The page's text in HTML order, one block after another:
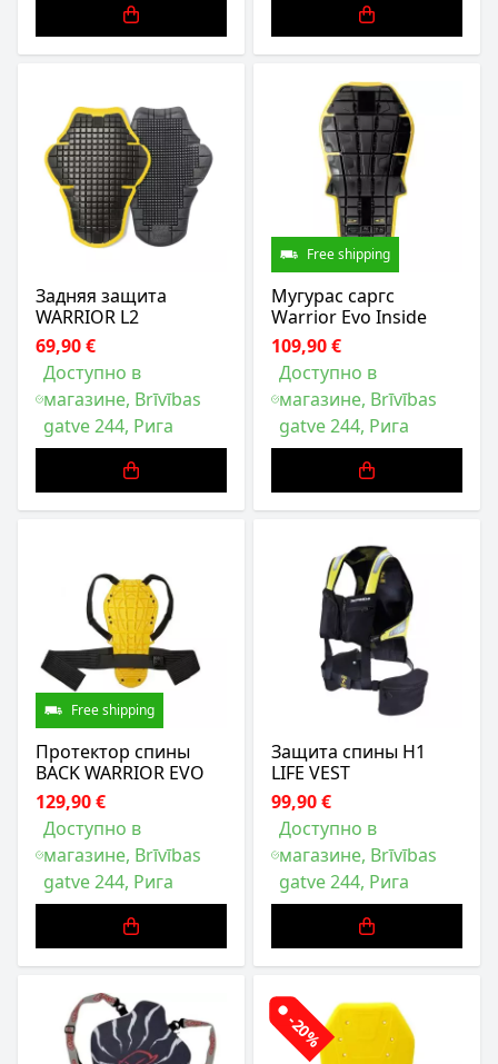
Задняя защита
WARRIOR L2
69,90 €
Доступно в
магазине, Brīvības
gatve 244, Рига
Free shipping
Мугурас саргс
Warrior Evo Inside
109,90 €
Доступно в
магазине, Brīvības
gatve 244, Рига
Free shipping
Протектор спины
BACK WARRIOR EVO
129,90 €
Доступно в
магазине, Brīvības
gatve 244, Рига
Защита спины H1
LIFE VEST
99,90 €
Доступно в
магазине, Brīvības
gatve 244, Рига
-20%